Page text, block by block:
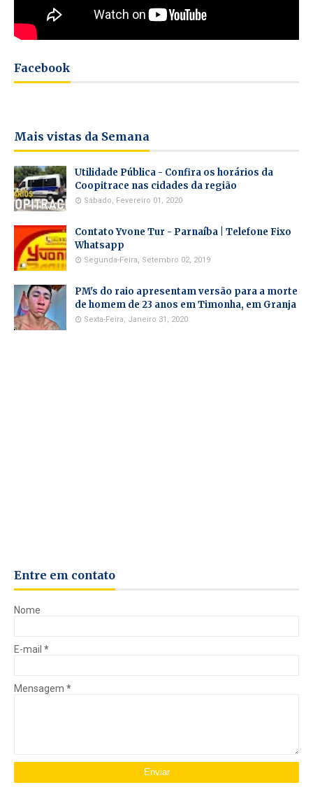
Facebook
Mais vistas da Semana
Utilidade Pública - Confira os horários da
Coopitrace nas cidades da região
Sábado, Fevereiro 01, 2020
Contato Yvone Tur - Parnaíba | Telefone Fixo
Whatsapp
Segunda-Feira, Setembro 02, 2019
PM's do raio apresentam versão para a morte
de homem de 23 anos em Timonha, em Granja
Sexta-Feira, Janeiro 31, 2020
Entre em contato
Nome
E-mail *
Mensagem *